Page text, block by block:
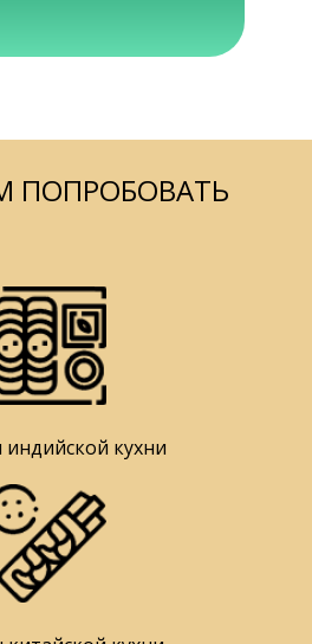
ПОПРОБОВАТЬ
кухни